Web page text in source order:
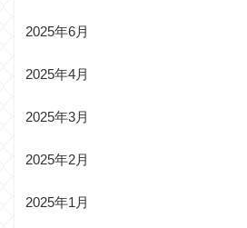
2025年6月
2025年4月
2025年3月
2025年2月
2025年1月